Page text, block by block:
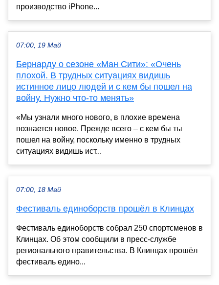
производство iPhone...
07:00, 19 Май
Бернарду о сезоне «Ман Сити»: «Очень
плохой. В трудных ситуациях видишь
истинное лицо людей и с кем бы пошел на
войну. Нужно что-то менять»
«Мы узнали много нового, в плохие времена
познается новое. Прежде всего – с кем бы ты
пошел на войну, поскольку именно в трудных
ситуациях видишь ист...
07:00, 18 Май
Фестиваль единоборств прошёл в Клинцах
Фестиваль единоборств собрал 250 спортсменов в
Клинцах. Об этом сообщили в пресс-службе
регионального правительства. В Клинцах прошёл
фестиваль едино...